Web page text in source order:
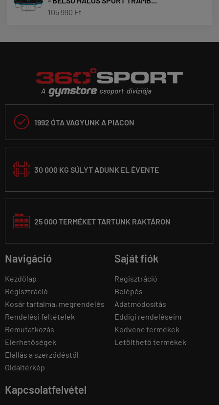
105 990 Ft
 1992 ÓTA VAGYUNK A PIACON
30 000 KG SÚLYT ADUNK EL ÉVENTE
25 000 TERMÉKET TARTUNK RAKTÁRON
Navigáció
Kezdőlap
Regisztráció
Kosár tartalma, megrendelés
Rendelési feltételek
Bemutatkozás
Elérhetőségek
Elállás a szerződéstől
Oldaltérkép
Saját fiók
Regisztráció
Belépés
Adatmódosítás
Eddigi rendeléseim
Kedvenc termékek
Letölthető termékek
Kapcsolatfelvétel